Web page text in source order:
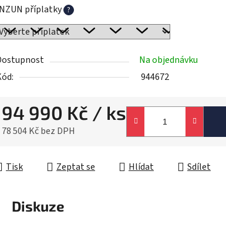
příplatky ?
Na objednávku
944672
94 990 Kč / ks
78 504 Kčbez DPH
Tisk Zeptat se Hlídat Sdílet
Diskuze